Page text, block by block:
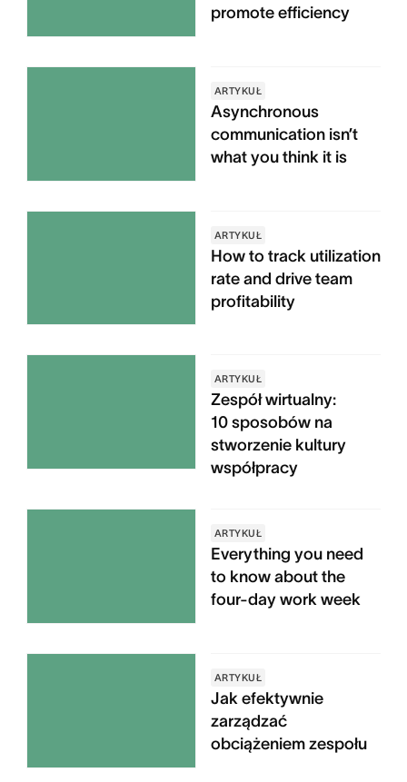
promote efficiency
ARTYKUŁ
Asynchronous
communication isn’t
what you think it is
ARTYKUŁ
How to track utilization
rate and drive team
profitability
ARTYKUŁ
Zespół wirtualny:
10 sposobów na
stworzenie kultury
współpracy
ARTYKUŁ
Everything you need
to know about the
four-day work week
ARTYKUŁ
Jak efektywnie
zarządzać
obciążeniem zespołu